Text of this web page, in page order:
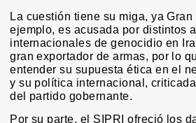
La cuestión tiene su miga, ya
ejemplo, es acusada por distintos
internacionales de genocidio en
gran exportador de armas, por lo
entender su supuesta ética en el
y su política internacional,
del partido gobernante.
Por su parte, el SIPRI ofreció los